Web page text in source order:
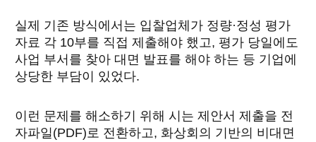
실제 기존 방식에서는 입찰업체가 정량·정성 평가
자료 각 10부를 직접 제출해야 했고, 평가 당일에도
사업 부서를 찾아 대면 발표를 해야 하는 등 기업에
상당한 부담이 있었다.
이런 문제를 해소하기 위해 시는 제안서 제출을 전
자파일(PDF)로 전환하고, 화상회의 기반의 비대면